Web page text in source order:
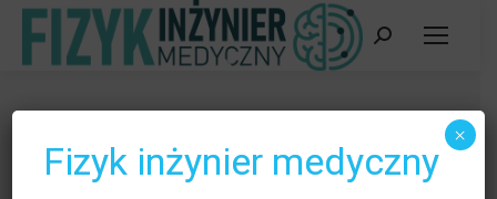
Szukaj:
Jesteś tutaj:
Strona główna Kategoria "Partnerzy"
Fizyk inżynier medyczny
×